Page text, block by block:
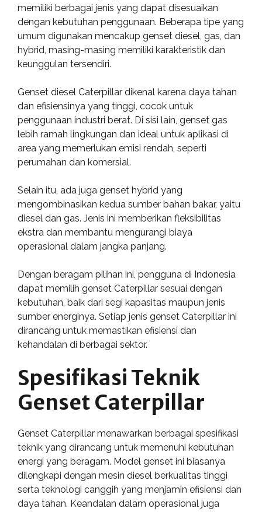
memiliki berbagai jenis yang dapat disesuaikan
dengan kebutuhan penggunaan. Beberapa tipe yang
umum digunakan mencakup genset diesel, gas, dan
hybrid, masing-masing memiliki karakteristik dan
keunggulan tersendiri.
Genset diesel Caterpillar dikenal karena daya tahan
dan efisiensinya yang tinggi, cocok untuk
penggunaan industri berat. Di sisi lain, genset gas
lebih ramah lingkungan dan ideal untuk aplikasi di
area yang memerlukan emisi rendah, seperti
perumahan dan komersial.
Selain itu, ada juga genset hybrid yang
mengombinasikan kedua sumber bahan bakar, yaitu
diesel dan gas. Jenis ini memberikan fleksibilitas
ekstra dan membantu mengurangi biaya
operasional dalam jangka panjang.
Dengan beragam pilihan ini, pengguna di Indonesia
dapat memilih genset Caterpillar sesuai dengan
kebutuhan, baik dari segi kapasitas maupun jenis
sumber energinya. Setiap jenis genset Caterpillar ini
dirancang untuk memastikan efisiensi dan
kehandalan di berbagai sektor.
Spesifikasi Teknik
Genset Caterpillar
Genset Caterpillar menawarkan berbagai spesifikasi
teknik yang dirancang untuk memenuhi kebutuhan
energi yang beragam. Model genset ini biasanya
dilengkapi dengan mesin diesel berkualitas tinggi
serta teknologi canggih yang menjamin efisiensi dan
daya tahan. Keandalan dalam operasional juga